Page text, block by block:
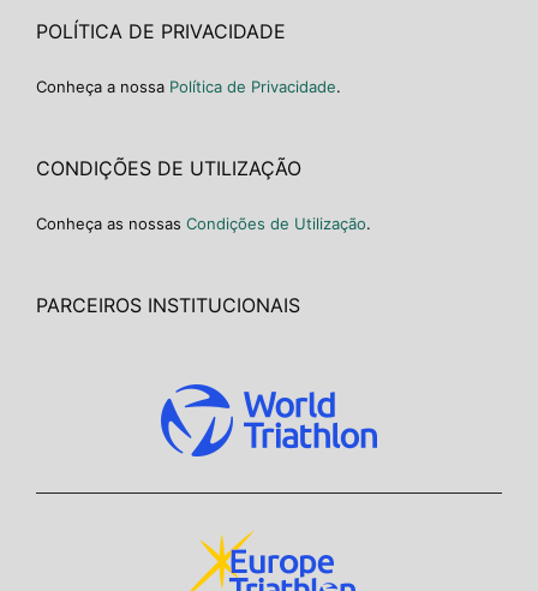
POLÍTICA DE PRIVACIDADE
Conheça a nossa Política de Privacidade.
CONDIÇÕES DE UTILIZAÇÃO
Conheça as nossas Condições de Utilização.
PARCEIROS INSTITUCIONAIS